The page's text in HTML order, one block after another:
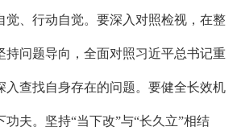
觉、行动自觉。要深入对照检视，在整
持问题导向，全面对照习近平总书记重
入查找自身存在的问题。要健全长效机
功夫。坚持“当下改”与“长久立”相结